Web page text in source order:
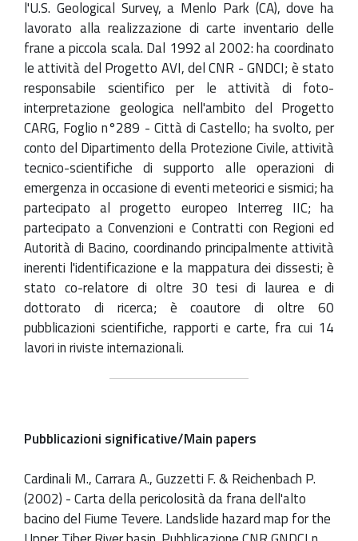
l'U.S. Geological Survey, a Menlo Park (CA), dove ha
lavorato alla realizzazione di carte inventario delle
frane a piccola scala. Dal 1992 al 2002: ha coordinato
le attività del Progetto AVI, del CNR - GNDCI; è stato
responsabile scientifico per le attività di foto-
interpretazione geologica nell'ambito del Progetto
CARG, Foglio n°289 - Città di Castello; ha svolto, per
conto del Dipartimento della Protezione Civile, attività
tecnico-scientifiche di supporto alle operazioni di
emergenza in occasione di eventi meteorici e sismici; ha
partecipato al progetto europeo Interreg IIC; ha
partecipato a Convenzioni e Contratti con Regioni ed
Autorità di Bacino, coordinando principalmente attività
inerenti l'identificazione e la mappatura dei dissesti; è
stato co-relatore di oltre 30 tesi di laurea e di
dottorato di ricerca; è coautore di oltre 60
pubblicazioni scientifiche, rapporti e carte, fra cui 14
lavori in riviste internazionali.
Pubblicazioni significative/Main papers
Cardinali M., Carrara A., Guzzetti F. & Reichenbach P.
(2002) - Carta della pericolosità da frana dell'alto
bacino del Fiume Tevere. Landslide hazard map for the